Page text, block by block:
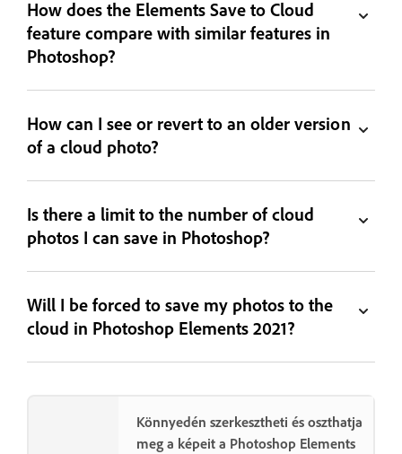
How does the Elements Save to Cloud
feature compare with similar features in
Photoshop?
How can I see or revert to an older version
of a cloud photo?
Is there a limit to the number of cloud
photos I can save in Photoshop?
Will I be forced to save my photos to the
cloud in Photoshop Elements 2021?
Könnyedén szerkesztheti és oszthatja
meg a képeit a Photoshop Elements